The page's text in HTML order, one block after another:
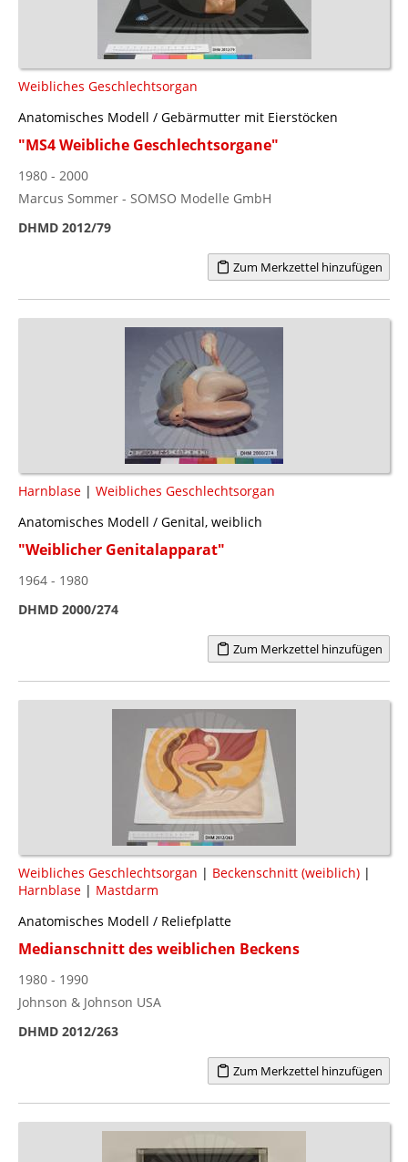
Weibliches Geschlechtsorgan
Anatomisches Modell / Gebärmutter mit Eierstöcken
"MS4 Weibliche Geschlechtsorgane"
1980 - 2000
Marcus Sommer - SOMSO Modelle GmbH
DHMD 2012/79
Zum Merkzettel hinzufügen
Harnblase | Weibliches Geschlechtsorgan
Anatomisches Modell / Genital, weiblich
"Weiblicher Genitalapparat"
1964 - 1980
DHMD 2000/274
Zum Merkzettel hinzufügen
Weibliches Geschlechtsorgan | Beckenschnitt (weiblich) |
Harnblase | Mastdarm
Anatomisches Modell / Reliefplatte
Medianschnitt des weiblichen Beckens
1980 - 1990
Johnson & Johnson USA
DHMD 2012/263
Zum Merkzettel hinzufügen